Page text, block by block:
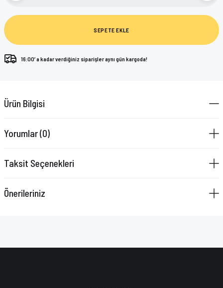
SEPETE EKLE
16:00’ a kadar verdiğiniz siparişler aynı gün kargoda!
Ürün Bilgisi
Yorumlar (0)
Taksit Seçenekleri
Önerileriniz